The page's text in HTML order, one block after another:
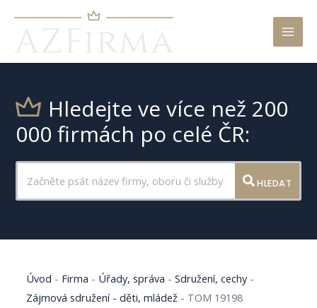
Hledejte ve více než 200
000 firmách po celé ČR:
HLEDAT
Úvod - Firma - Úřady, správa -Sdružení, cechy-
Zájmová sdružení - děti, mládež - TOM 19198